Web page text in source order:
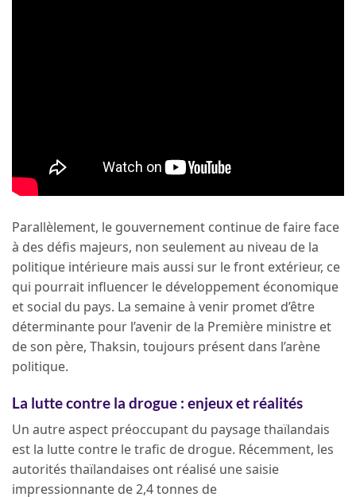
Parallèlement, le gouvernement continue de faire face
à des défis majeurs, non seulement au niveau de la
politique intérieure mais aussi sur le front extérieur, ce
qui pourrait influencer le développement économique
et social du pays. La semaine à venir promet d’être
déterminante pour l’avenir de la Première ministre et
de son père, Thaksin, toujours présent dans l’arène
politique.
La lutte contre la drogue : enjeux et réalités
Un autre aspect préoccupant du paysage thaïlandais
est la lutte contre le trafic de drogue. Récemment, les
autorités thaïlandaises ont réalisé une saisie
impressionnante de 2,4 tonnes de